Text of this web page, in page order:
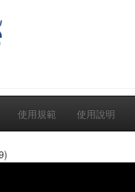
使用規範 使用說明